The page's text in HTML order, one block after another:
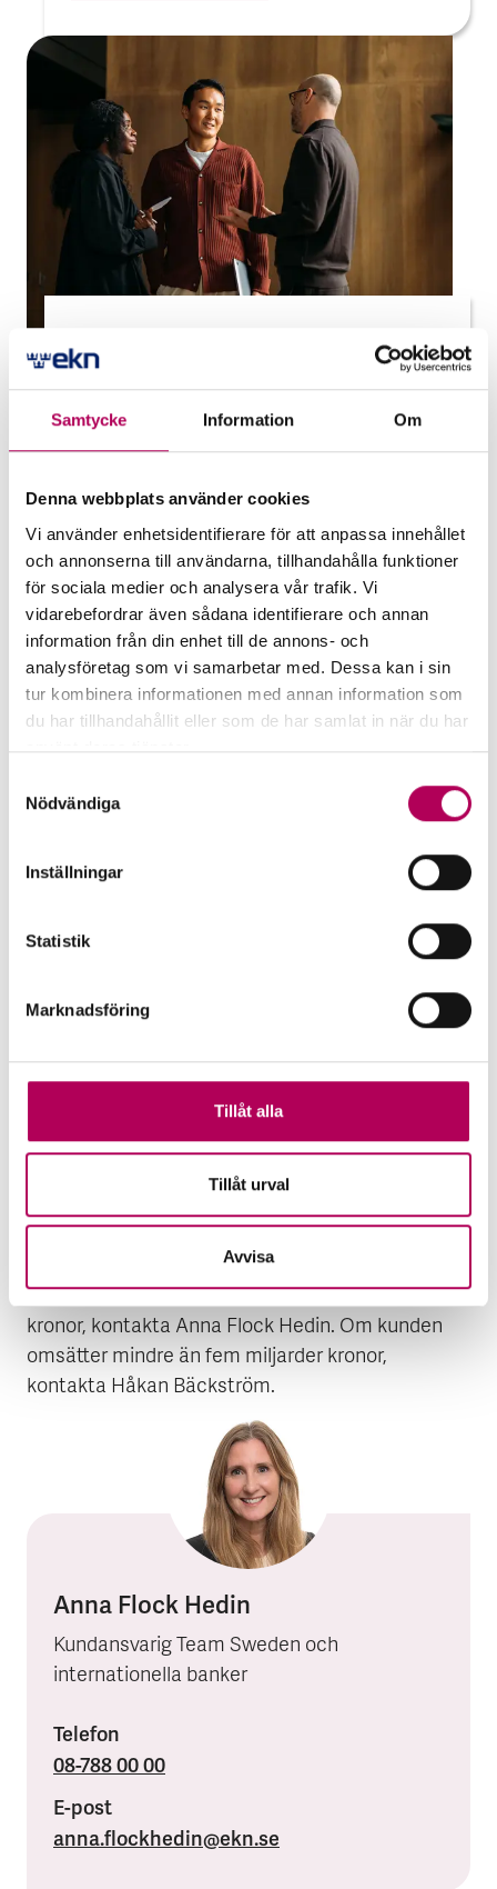
Samtycke Information Om
Denna webbplats använder cookies
Vi använder enhetsidentifierare för att anpassa innehållet
och annonserna till användarna, tillhandahålla funktioner
för sociala medier och analysera vår trafik. Vi
vidarebefordrar även sådana identifierare och annan
information från din enhet till de annons- och
analysföretag som vi samarbetar med. Dessa kan i sin
tur kombinera informationen med annan information som
du har tillhandahållit eller som de har samlat in när du har
använt deras tjänster.
personuppgifter.
Nödvändiga
Inställningar
Statistik
Marknadsföring
Tillåt alla
Tillåt urval
Avvisa
Garanti för investerings­krediter
Med garantin för investeringskrediter
delar banken eller Almi risken med EKN
när banken lämnar en investeringskredit.
krediter upp till 300 miljoner kronor.
Garanti för investerings­krediter
Investeringsgarantin täcker risken för
samband med investering eller
Investerings­garantin
Utforska alla garantier
Om din kund omsätter mer än fem miljarder
kronor, kontakta Anna Flock Hedin. Om kunden
omsätter mindre än fem miljarder kronor,
kontakta Håkan Bäckström.
Anna Flock Hedin
Kundansvarig Team Sweden och
internationella banker
Telefon
08-788 00 00
E-post
anna.flockhedin@ekn.se